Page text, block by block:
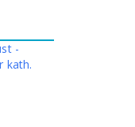
-
kath.